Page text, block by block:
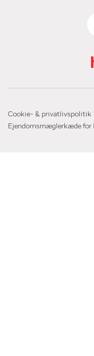
Cookie- & privatlivspolitik
Ejendomsmæglerkæde for